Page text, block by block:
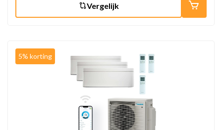
Vergelijk
5% korting